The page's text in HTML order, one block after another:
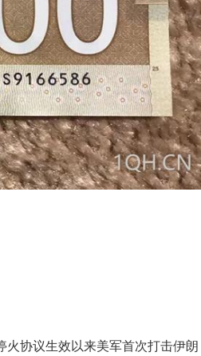
协议生效以来美军首次打击伊朗